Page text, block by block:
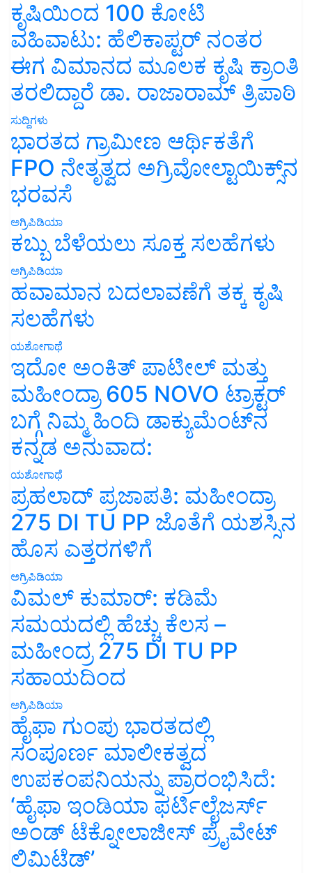
ಕೃಷಿಯಿಂದ 100 ಕೋಟಿ
ವಹಿವಾಟು: ಹೆಲಿಕಾಪ್ಟರ್ ನಂತರ
ಈಗ ವಿಮಾನದ ಮೂಲಕ ಕೃಷಿ ಕ್ರಾಂತಿ
ತರಲಿದ್ದಾರೆ ಡಾ. ರಾಜಾರಾಮ್ ತ್ರಿಪಾಠಿ
ಸುದ್ದಿಗಳು
ಭಾರತದ ಗ್ರಾಮೀಣ ಆರ್ಥಿಕತೆಗೆ
FPO ನೇತೃತ್ವದ ಅಗ್ರಿವೋಲ್ಟಾಯಿಕ್ಸ್‌ನ
ಭರವಸೆ
ಅಗ್ರಿಪಿಡಿಯಾ
ಕಬ್ಬು ಬೆಳೆಯಲು ಸೂಕ್ತ ಸಲಹೆಗಳು
ಅಗ್ರಿಪಿಡಿಯಾ
ಹವಾಮಾನ ಬದಲಾವಣೆಗೆ ತಕ್ಕ ಕೃಷಿ
ಸಲಹೆಗಳು
ಯಶೋಗಾಥೆ
ಇದೋ ಅಂಕಿತ್ ಪಾಟೀಲ್ ಮತ್ತು
ಮಹೀಂದ್ರಾ 605 NOVO ಟ್ರಾಕ್ಟರ್
ಬಗ್ಗೆ ನಿಮ್ಮ ಹಿಂದಿ ಡಾಕ್ಯುಮೆಂಟ್‌ನ
ಕನ್ನಡ ಅನುವಾದ:
ಯಶೋಗಾಥೆ
ಪ್ರಹಲಾದ್ ಪ್ರಜಾಪತಿ: ಮಹೀಂದ್ರಾ
275 DI TU PP ಜೊತೆಗೆ ಯಶಸ್ಸಿನ
ಹೊಸ ಎತ್ತರಗಳಿಗೆ
ಅಗ್ರಿಪಿಡಿಯಾ
ವಿಮಲ್ ಕುಮಾರ್: ಕಡಿಮೆ
ಸಮಯದಲ್ಲಿ ಹೆಚ್ಚು ಕೆಲಸ –
ಮಹೀಂದ್ರ 275 DI TU PP
ಸಹಾಯದಿಂದ
ಅಗ್ರಿಪಿಡಿಯಾ
ಹೈಫಾ ಗುಂಪು ಭಾರತದಲ್ಲಿ
ಸಂಪೂರ್ಣ ಮಾಲೀಕತ್ವದ
ಉಪಕಂಪನಿಯನ್ನು ಪ್ರಾರಂಭಿಸಿದೆ:
‘ಹೈಫಾ ಇಂಡಿಯಾ ಫರ್ಟಿಲೈಜರ್ಸ್
ಅಂಡ್ ಟೆಕ್ನೋಲಾಜೀಸ್ ಪ್ರೈವೇಟ್
ಲಿಮಿಟೆಡ್’